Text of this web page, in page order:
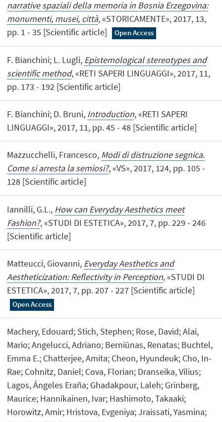
narrative spaziali della memoria in Bosnia Erzegovina:
monumenti, musei, città, «STORICAMENTE», 2017, 13,
pp. 1 - 35 [Scientific article]
Open Access
F. Bianchini; L. Lugli, Epistemological stereotypes and
scientific method, «RETI SAPERI LINGUAGGI», 2017, 11,
pp. 173 - 192 [Scientific article]
F. Bianchini; D. Bruni, Introduction, «RETI SAPERI
LINGUAGGI», 2017, 11, pp. 45 - 48 [Scientific article]
Mazzucchelli, Francesco, Modi di distruzione segnica.
Come si arresta la semiosi?, «VS», 2017, 124, pp. 105 -
128 [Scientific article]
Iannilli, G.L., How can Everyday Aesthetics meet
Fashion?, «STUDI DI ESTETICA», 2017, 7, pp. 229 - 246
[Scientific article]
Matteucci, Giovanni, Everyday Aesthetics and
Aestheticization: Reflectivity in Perception, «STUDI DI
ESTETICA», 2017, 7, pp. 207 - 227 [Scientific article]
Open Access
Machery, Edouard; Stich, Stephen; Rose, David; Alai,
Mario; Angelucci, Adriano; Berniūnas, Renatas; Buchtel,
Emma E.; Chatterjee, Amita; Cheon, Hyundeuk; Cho, In-
Rae; Cohnitz, Daniel; Cova, Florian; Dranseika, Vilius;
Lagos, Ángeles Eraña; Ghadakpour, Laleh; Grinberg,
Maurice; Hannikainen, Ivar; Hashimoto, Takaaki;
Horowitz, Amir; Hristova, Evgeniya; Jraissati, Yasmina;